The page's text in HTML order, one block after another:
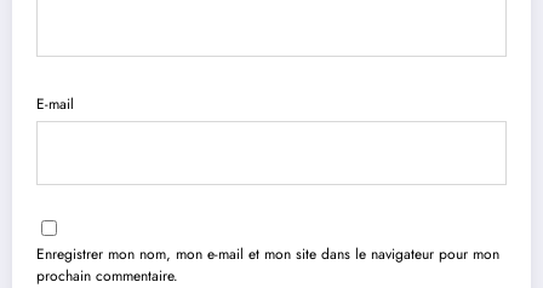
E-mail
Enregistrer mon nom, mon e-mail et mon site dans le navigateur pour mon
prochain commentaire.